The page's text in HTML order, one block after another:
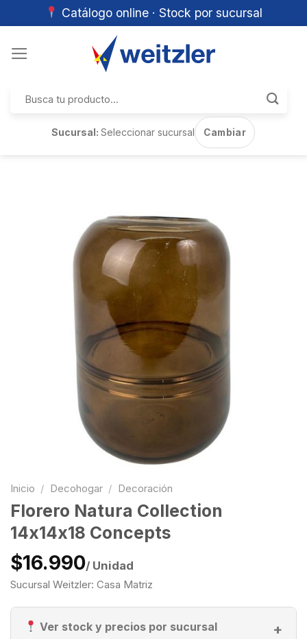
Catálogo online · Stock por sucursal
por:
Sucursal:Seleccionar sucursal Cambiar
Inicio / Decohogar / Decoración
Florero Natura Collection
14x14x18 Concepts
$16.990/ Unidad
Sucursal Weitzler: Casa Matriz
Ver stock y precios por sucursal